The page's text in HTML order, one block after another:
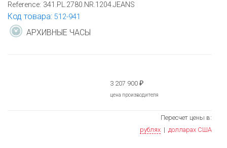
Reference: 341.PL.2780.NR.1204.JEANS
Код товара: 512-941
АРХИВНЫЕ ЧАСЫ
3 207 900 ₽
цена производителя
Пересчет цены в:
рублях | долларах США